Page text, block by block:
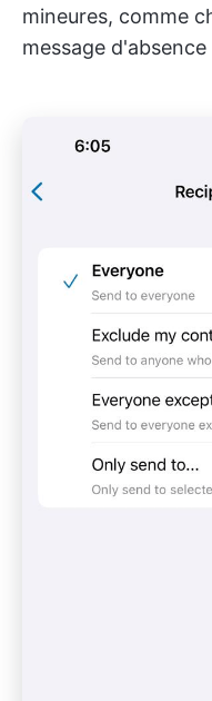
mineures, comme
message